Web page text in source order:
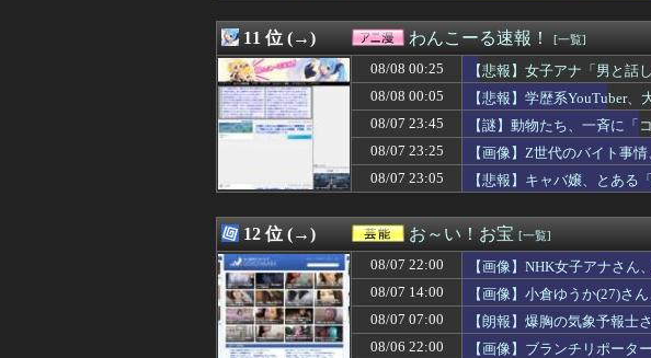
08/07 23:35
【画像】移民さんの価値、発表される・・
08/07 23:35
アメリカ「お前らの国でしか愛されてな
08/07 23:34
8/8(土) 第31回エルムステークス(GⅢ)
08/07 23:34
ピチピチしたレギンスでジムに来ている
08/07 23:33
彼女に結婚するって言われた
08/07 23:33
【衝撃】ワイ童貞(21)、上品そうな人妻
【悲報】Jリーグさん、誰も観ないｗｗｗ
【画像】高市早苗、殺されることに怯え
08/07 23:32
【朗報】ビッグダディの娘、結構エッチ
08/07 23:30
【画像】咲-saki-さん、おっぱいの概念が
08/07 23:30
コメ価格の値下がり、加速してしまう
08/07 23:30
上司からタコ殴りにされて被害届出した
08/07 23:30
【にじさんじ】「にじさんじ がんばらな
08/07 23:30
『カルドセプト ザ ファースト』初週、
08/07 23:30
【遊戯王ラッシュデュエル情報】君臨の
08/07 23:30
九州人「あ、甲子園で自分の県が負けた
11 位 (→) わんこーる速報！ [一覧]
08/08 00:25
【悲報】女子アナ「男と
08/08 00:05
【悲報】学歴系YouTuber
08/07 23:45
【謎】動物たち、一斉に「
08/07 23:25
【画像】Z世代のバイト事
08/07 23:05
【悲報】キャバ嬢、とある
12 位 (→) お～い！お宝 [一覧]
08/07 22:00
【画像】NHK女子アナさん
08/07 14:00
【画像】小倉ゆうか(27)さ
08/07 07:00
【朗報】爆胸の気象予報士
08/06 22:00
【画像】ブランチリポータ